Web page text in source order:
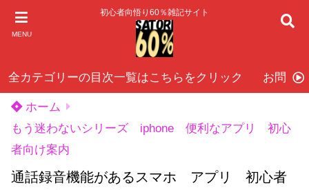
MENU
初心者向悟り60％雑記サイト
全カテゴリーの目次一覧はこちらをクリック お問い
ホーム
もう迷わないシリーズ iphone 便利なアプリ 初心
者向け案内
通話録音機能があるスマホ アプリ 初心者